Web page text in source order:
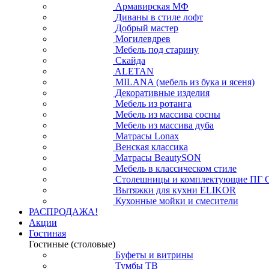
Армавирская МФ
Диваны в стиле лофт
Добрый мастер
Могилевдрев
Мебель под старину
Скайда
ALETAN
MILANA (мебель из бука и ясеня)
Декоративные изделия
Мебель из ротанга
Мебель из массива сосны
Мебель из массива дуба
Матрасы Lonax
Венская классика
Матрасы BeautySON
Мебель в классическом стиле
Столешницы и комплектующие ПГ
Вытяжки для кухни ELIKOR
Кухонные мойки и смесители
РАСПРОДАЖА!
Акции
Гостиная
Гостиные (столовые)
Буфеты и витрины
Тумбы ТВ